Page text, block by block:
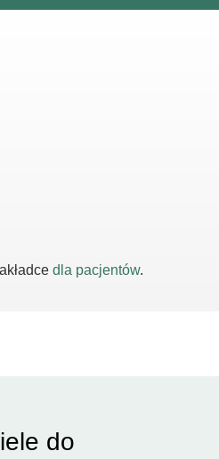
dla pacjentów.
do